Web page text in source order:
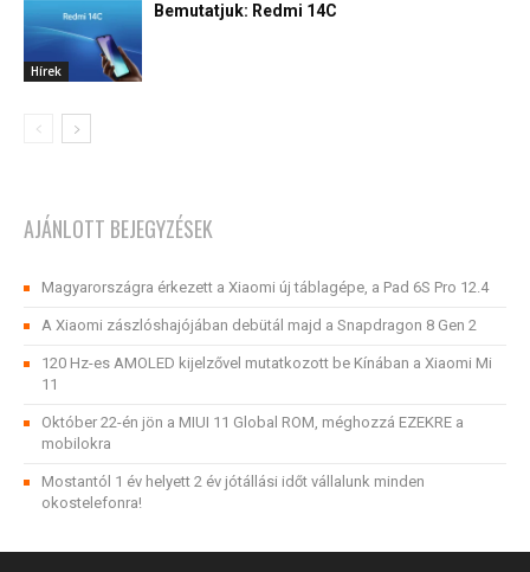
Hírek
Bemutatjuk: Redmi 14C
AJÁNLOTT BEJEGYZÉSEK
Magyarországra érkezett a Xiaomi új táblagépe, a Pad 6S Pro 12.4
A Xiaomi zászlóshajójában debütál majd a Snapdragon 8 Gen 2
120 Hz-es AMOLED kijelzővel mutatkozott be Kínában a Xiaomi Mi
11
Október 22-én jön a MIUI 11 Global ROM, méghozzá EZEKRE a
mobilokra
Mostantól 1 év helyett 2 év jótállási időt vállalunk minden
okostelefonra!